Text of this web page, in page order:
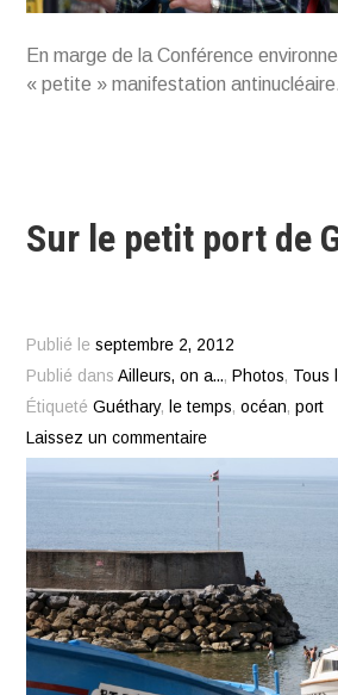
En marge de la Conférence
« petite » manifestation antinucléaire.
Sur le petit port de
Publié leseptembre 2, 2012
Publié dansAilleurs, on a..., Photos, Tous
ÉtiquetéGuéthary, le temps,océan,port
Laissez un commentaire